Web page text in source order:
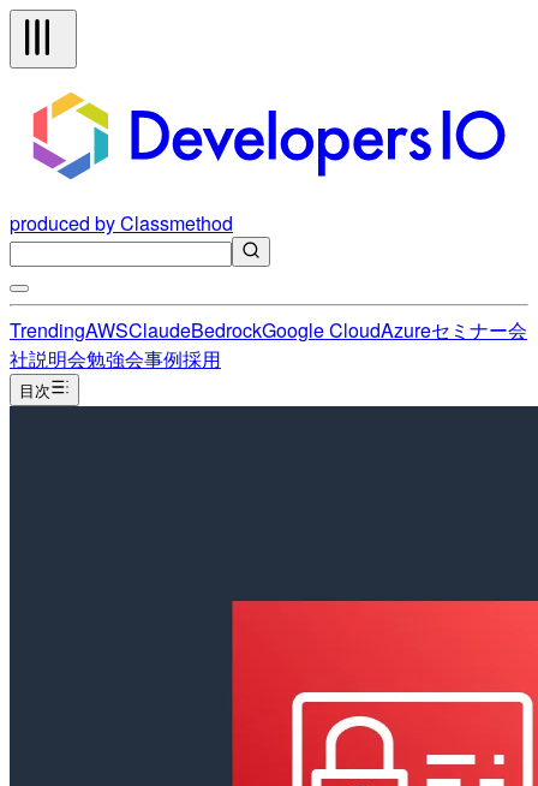
produced by Classmethod
TrendingAWSClaudeBedrockGoogle CloudAzureセミナー会
社説明会勉強会事例採用
目次